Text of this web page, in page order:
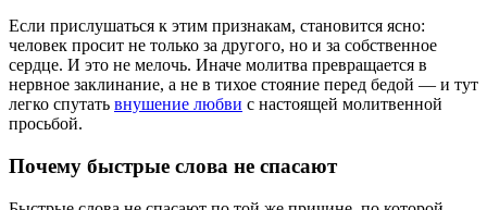
Если прислушаться к этим признакам, становится ясно:
человек просит не только за другого, но и за собственное
сердце. И это не мелочь. Иначе молитва превращается в
нервное заклинание, а не в тихое стояние перед бедой — и тут
легко спутать внушение любви с настоящей молитвенной
просьбой.
Почему быстрые слова не спасают